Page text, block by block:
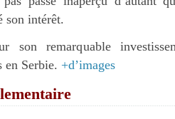
son intérêt.
son remarquable
en Serbie. +d’images